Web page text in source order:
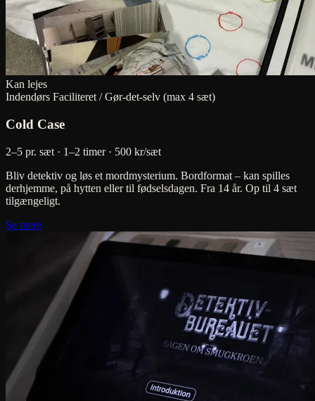
Kan lejes
Indendørs Faciliteret / Gør-det-selv (max 4 sæt)
Cold Case
2–5 pr. sæt · 1–2 timer · 500 kr/sæt
Bliv detektiv og løs et mordmysterium. Bordformat – kan spilles
derhjemme, på hytten eller til fødselsdagen. Fra 14 år. Op til 4 sæt
tilgængeligt.
Se mere